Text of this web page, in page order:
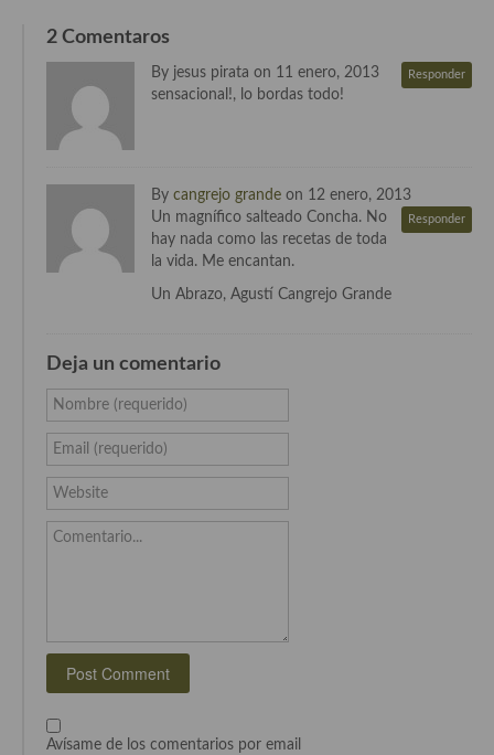
Cocina Asturiana
Cocina Canaria
Cocina Castellana
Cocina Castilla – La Mancha
Cocina Gallega
Cocina Madrileña
Cocina Murciana
Cocina Navarra
Cocina Vasca
Cocina Europea
Cocina Alemana
2 Comentaros
By jesus pirata on 11 enero, 2013 Responder
sensacional!, lo bordas todo!
By cangrejo grande on 12 enero, 2013
Responder
Un magnífico salteado Concha. No
hay nada como las recetas de toda
la vida. Me encantan.
Un Abrazo, Agustí Cangrejo Grande
Deja un comentario
Nombre (requerido)
Email (requerido)
Website
Comentario...
Avísame de los comentarios por email